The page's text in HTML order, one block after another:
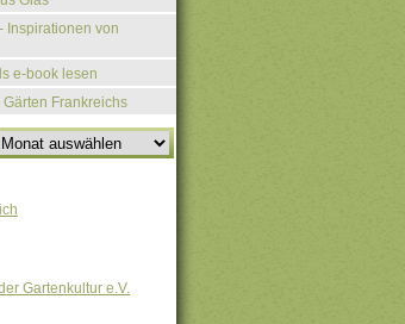
Inspirationen von
e-book lesen
Frankreichs
Gartenkultur e.V.